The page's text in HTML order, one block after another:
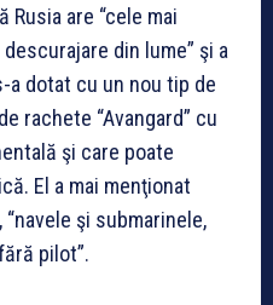
are “cele mai
din lume” şi a
a dotat cu un nou tip de
rachete “Avangard” cu
şi care poate
El a mai menţionat
şi submarinele,
pilot”.